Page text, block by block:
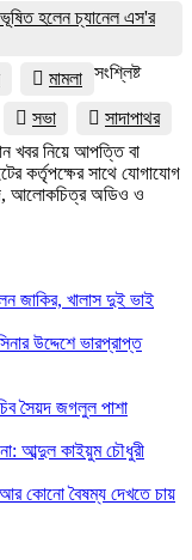
হলেন চ্যানেল এস'র
মামলা
সভা
সাদাপাথর
সংশ্লিষ্ট
খবর নিয়ে আপত্তি বা
কর্তৃপক্ষের সাথে যোগাযোগ
আলোকচিত্র অডিও ও
জাকির, খালাস দুই ভাই
উদ্দেশে ভারপ্রাপ্ত
সৈয়দ জগলুল পাশা
আব্দুল কাইয়ুম চৌধুরী
কোনো বৈষম্য দেখতে চায়